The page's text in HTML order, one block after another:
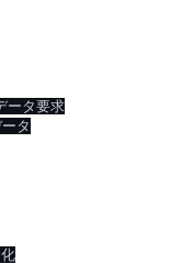
タ要求
タ